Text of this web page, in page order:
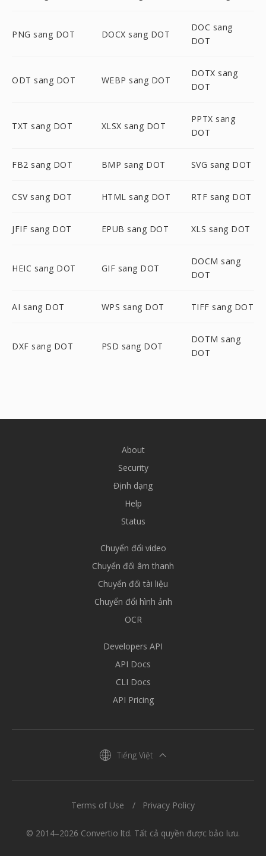
PNG sang DOT DOCX sang DOT
DOC sang
DOT
ODT sang DOT WEBP sang DOT
DOTX sang
DOT
TXT sang DOT XLSX sang DOT
PPTX sang
DOT
FB2 sang DOT BMP sang DOT SVG sang DOT
CSV sang DOT HTML sang DOT RTF sang DOT
JFIF sang DOT EPUB sang DOT XLS sang DOT
HEIC sang DOT GIF sang DOT
DOCM sang
DOT
AI sang DOT WPS sang DOT TIFF sang DOT
DXF sang DOT PSD sang DOT
DOTM sang
DOT
About
Security
Định dạng
Help
Status
Chuyển đổi video
Chuyển đổi âm thanh
Chuyển đổi tài liệu
Chuyển đổi hình ảnh
OCR
Developers API
API Docs
CLI Docs
API Pricing
Tiếng Việt
© 2014–2026 Convertio ltd. Tất cả quyền được bảo lưu.
Terms of Use Privacy Policy